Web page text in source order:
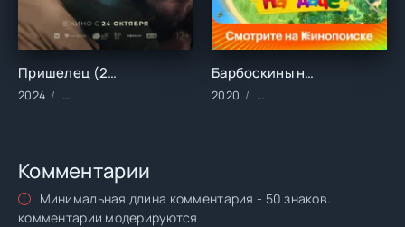
Пришелец (2024)
2024 Фильмы/2024 год/Зарубежные/Драма/Фантастика
Барбоскины на даче (2020)
2020 Мультфильмы/
Комментарии
Минимальная длина комментария - 50 знаков.
комментарии модерируются